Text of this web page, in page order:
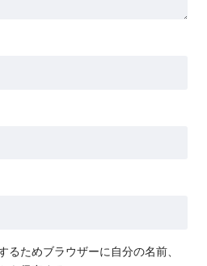
るためブラウザーに自分の名前、